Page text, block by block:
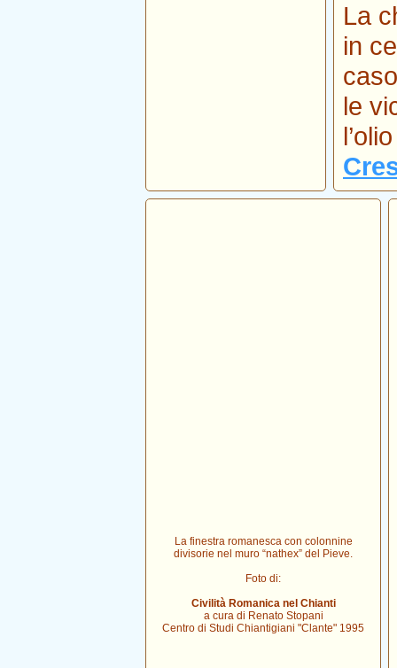
La
in
le
La finestra romanesca con colonnine
divisorie nel muro “nathex” del Pieve.
Foto di:
Civilità Romanica nel Chianti
a cura di Renato Stopani
Centro di Studi Chiantigiani "Clante" 1995